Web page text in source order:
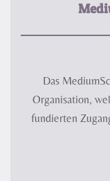
Das
Organisation,
fundierten